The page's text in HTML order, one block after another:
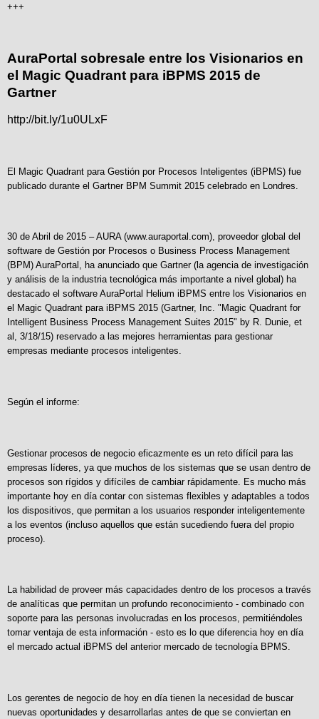
+++
AuraPortal sobresale entre los Visionarios en
el Magic Quadrant para iBPMS 2015 de
Gartner
http://bit.ly/1u0ULxF
El Magic Quadrant para Gestión por Procesos Inteligentes (iBPMS) fue
publicado durante el Gartner BPM Summit 2015 celebrado en Londres.
30 de Abril de 2015 – AURA (www.auraportal.com), proveedor global del
software de Gestión por Procesos o Business Process Management
(BPM) AuraPortal, ha anunciado que Gartner (la agencia de investigación
y análisis de la industria tecnológica más importante a nivel global) ha
destacado el software AuraPortal Helium iBPMS entre los Visionarios en
el Magic Quadrant para iBPMS 2015 (Gartner, Inc. "Magic Quadrant for
Intelligent Business Process Management Suites 2015" by R. Dunie, et
al, 3/18/15) reservado a las mejores herramientas para gestionar
empresas mediante procesos inteligentes.
Según el informe:
Gestionar procesos de negocio eficazmente es un reto difícil para las
empresas líderes, ya que muchos de los sistemas que se usan dentro de
procesos son rígidos y difíciles de cambiar rápidamente. Es mucho más
importante hoy en día contar con sistemas flexibles y adaptables a todos
los dispositivos, que permitan a los usuarios responder inteligentemente
a los eventos (incluso aquellos que están sucediendo fuera del propio
proceso).
La habilidad de proveer más capacidades dentro de los procesos a través
de analíticas que permitan un profundo reconocimiento - combinado con
soporte para las personas involucradas en los procesos, permitiéndoles
tomar ventaja de esta información - esto es lo que diferencia hoy en día
el mercado actual iBPMS del anterior mercado de tecnología BPMS.
Los gerentes de negocio de hoy en día tienen la necesidad de buscar
nuevas oportunidades y desarrollarlas antes de que se conviertan en